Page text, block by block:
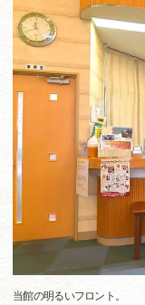
当館の明るいフロント。